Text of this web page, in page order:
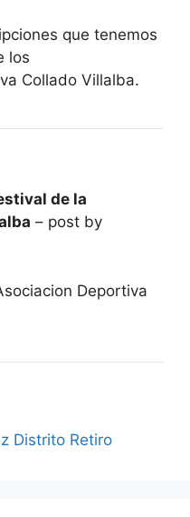
que tenemos
los
Collado Villalba.
de la
– post by
Deportiva
Distrito Retiro